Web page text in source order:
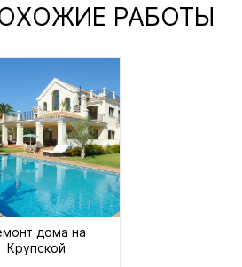
РАБОТЫ
дома на
Крупской